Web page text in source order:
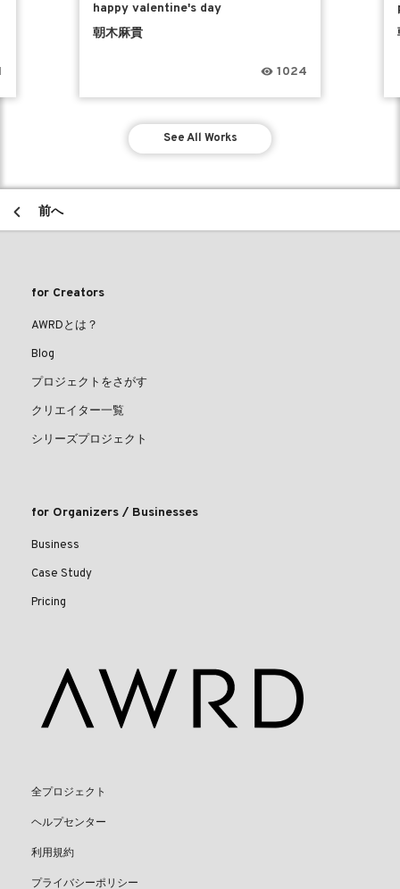
happy valentine's day
朝木麻貴
1024
See All Works
前へ
for Creators
AWRDとは？
Blog
プロジェクトをさがす
クリエイター一覧
シリーズプロジェクト
for Organizers / Businesses
Business
Case Study
Pricing
全プロジェクト
ヘルプセンター
利用規約
プライバシーポリシー